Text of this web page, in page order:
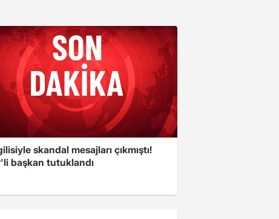
skandal mesajları çıkmıştı!
başkan tutuklandı